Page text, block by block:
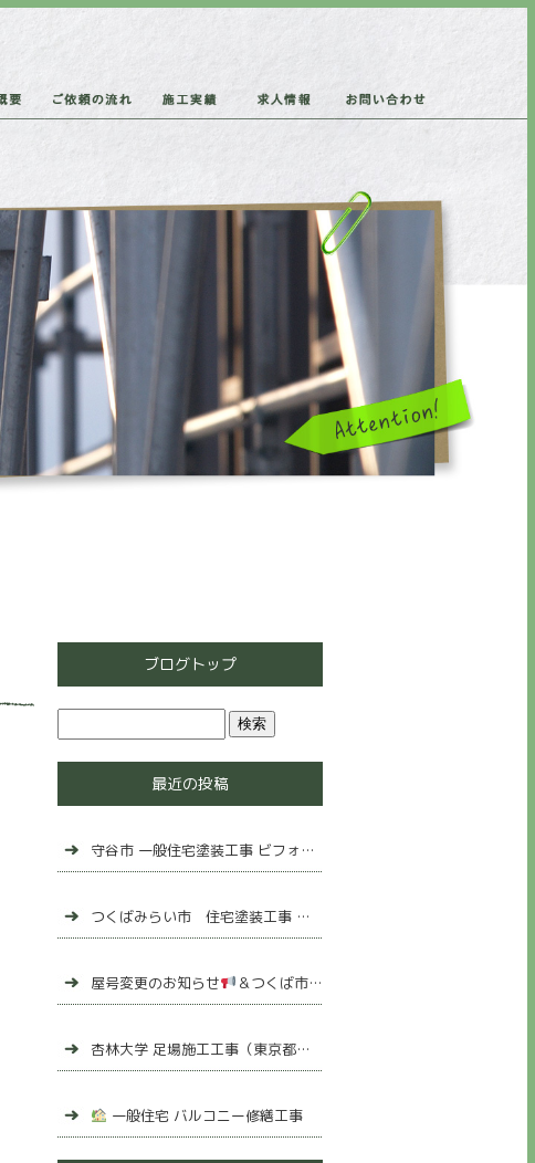
ブログトップ
最近の投稿
守谷市 一般住宅塗装工事 ビフォーアフター
つくばみらい市 住宅塗装工事 ビフォーアフター
屋号変更のお知らせ ＆つくば市 一般住宅塗装工事完了
杏林大学 足場施工工事（東京都三鷹市）
一般住宅 バルコニー修繕工事